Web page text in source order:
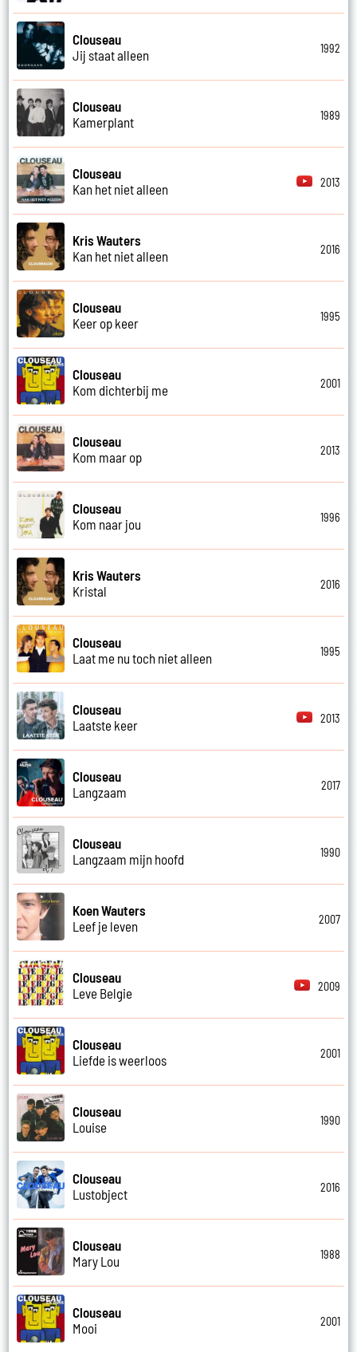
Clouseau
Jij staat alleen
1992
Clouseau
Kamerplant
1989
Clouseau
Kan het niet alleen
2013
Kris Wauters
Kan het niet alleen
2016
Clouseau
Keer op keer
1995
Clouseau
Kom dichterbij me
2001
Clouseau
Kom maar op
2013
Clouseau
Kom naar jou
1996
Kris Wauters
Kristal
2016
Clouseau
Laat me nu toch niet alleen
1995
Clouseau
Laatste keer
2013
Clouseau
Langzaam
2017
Clouseau
Langzaam mijn hoofd
1990
Koen Wauters
Leef je leven
2007
Clouseau
Leve Belgie
2009
Clouseau
Liefde is weerloos
2001
Clouseau
Louise
1990
Clouseau
Lustobject
2016
Clouseau
Mary Lou
1988
Clouseau
Mooi
2001